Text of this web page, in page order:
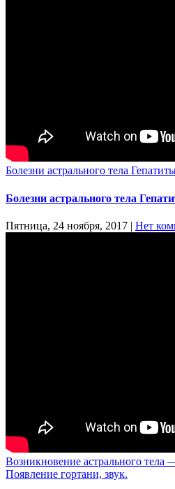
Болезни астрального тела
Болезни астрального тела
Пятница, 24 ноября, 2017 | Нет
Возникновение астрального тела
Появление гортани, звук.